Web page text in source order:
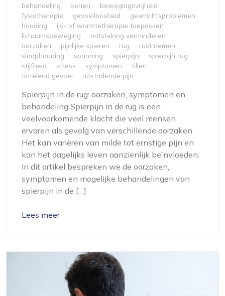
behandeling
benen
bewegingsvrijheid
fysiotherapie
gevoelloosheid
gewrichtsproblemen
houding
ijs- of warmtetherapie toepassen
lichaamsbeweging
ontsteking verminderen
oorzaken
pijnlijke spieren rug
rust nemen
slaaphouding
spanning spierpijn
spierpijn rug
stijfheid
stress symptomen
tillen
tintelend gevoel
uitstralende pijn
Spierpijn in de rug: oorzaken, symptomen en
behandeling Spierpijn in de rug is een
veelvoorkomende klacht die veel mensen
ervaren als gevolg van verschillende oorzaken.
Het kan variëren van milde tot ernstige pijn en
kan het dagelijks leven aanzienlijk beïnvloeden.
In dit artikel bespreken we de oorzaken,
symptomen en mogelijke behandelingen van
spierpijn in de […]
Lees meer